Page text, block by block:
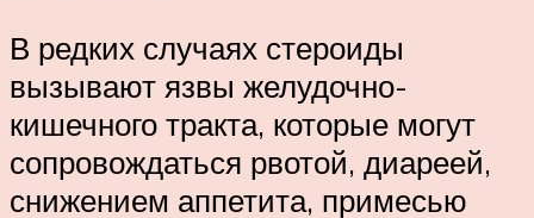
В редких случаях стероиды
вызывают язвы желудочно-
кишечного тракта, которые могут
сопровождаться рвотой, диареей,
снижением аппетита, примесью